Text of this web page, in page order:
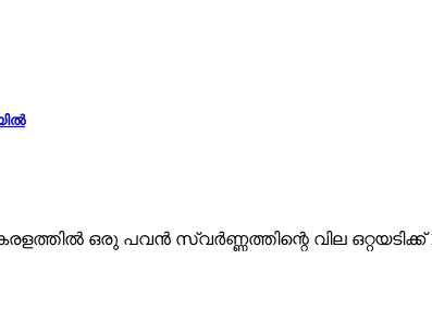
ഒരു പവൻ സ്വർണ്ണത്തിന്റെ വില ഒറ്റയടിക്ക്